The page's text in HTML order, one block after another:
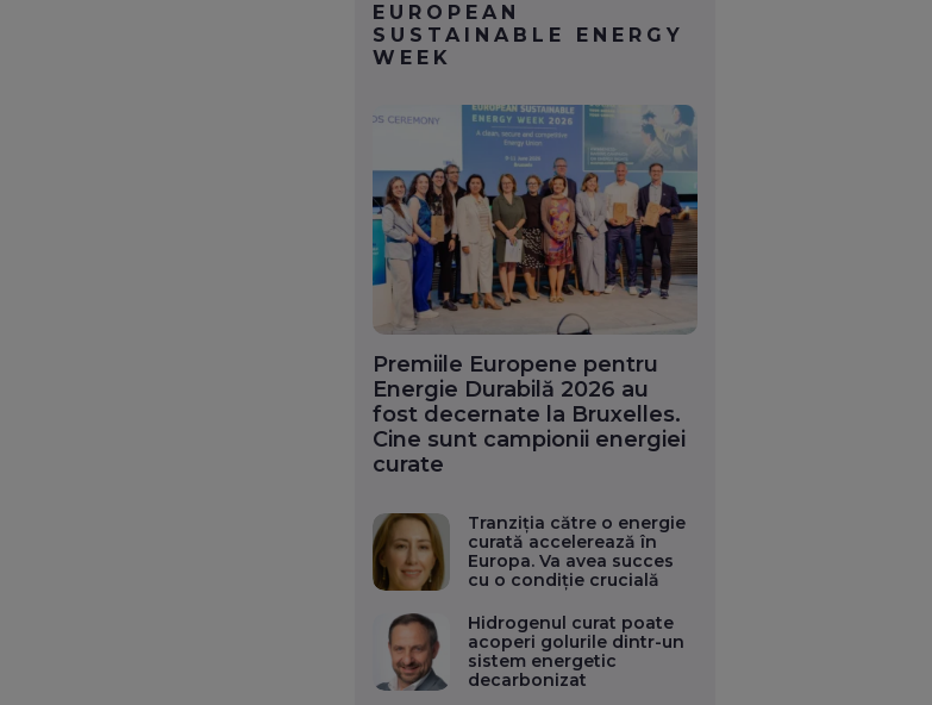
EUROPEAN
SUSTAINABLE ENERGY
WEEK
Premiile Europene pentru
Energie Durabilă 2026 au
fost decernate la Bruxelles.
Cine sunt campionii energiei
curate
Tranziția către o energie
curată accelerează în
Europa. Va avea succes
cu o condiție crucială
Hidrogenul curat poate
acoperi golurile dintr-un
sistem energetic
decarbonizat